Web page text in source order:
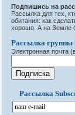
Подпишись на
Рассылка для тех,
обитания: как
хорошо. А на Земле
Рассылка
Электронная почта
Рассылка